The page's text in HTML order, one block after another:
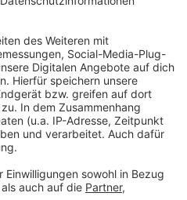
Consent
Platform
so kann er es nicht
Ungerechtigkeit
er auf eigene Faust…